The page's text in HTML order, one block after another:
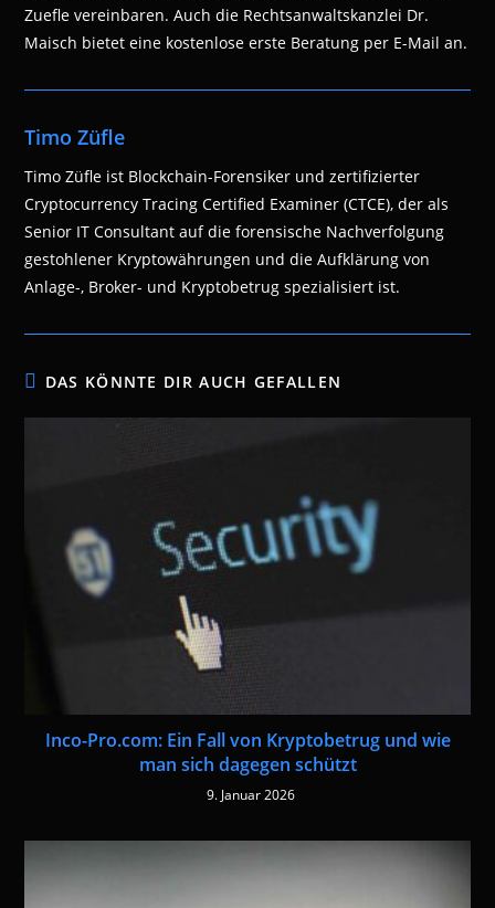
Zuefle vereinbaren. Auch die Rechtsanwaltskanzlei Dr.
Maisch bietet eine kostenlose erste Beratung per E-Mail an.
Timo Züfle
Timo Züfle ist Blockchain-Forensiker und zertifizierter
Cryptocurrency Tracing Certified Examiner (CTCE), der als
Senior IT Consultant auf die forensische Nachverfolgung
gestohlener Kryptowährungen und die Aufklärung von
Anlage-, Broker- und Kryptobetrug spezialisiert ist.
DAS KÖNNTE DIR AUCH GEFALLEN
Inco-Pro.com: Ein Fall von Kryptobetrug und wie
man sich dagegen schützt
9. Januar 2026